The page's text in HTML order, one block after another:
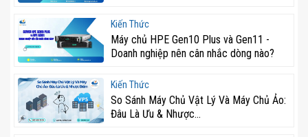
Kiến Thức
Máy chủ HPE Gen10 Plus và Gen11 -
Doanh nghiệp nên cân nhắc dòng nào?
Kiến Thức
So Sánh Máy Chủ Vật Lý Và Máy Chủ Ảo:
Đâu Là Ưu & Nhược...